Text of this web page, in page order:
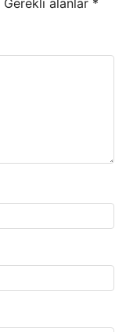
Gerekli alanlar *